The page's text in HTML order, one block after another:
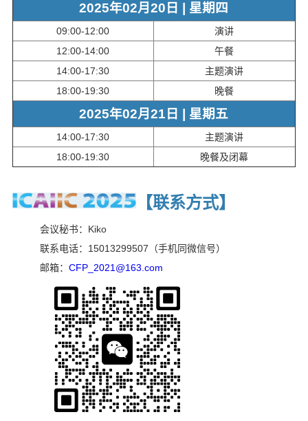
2025年02月20日 | 星期四
09:00-12:00
演讲
12:00-14:00
午餐
14:00-17:30
主题演讲
18:00-19:30
晚餐
2025年02月21日 | 星期五
14:00-17:30
主题演讲
18:00-19:30
晚餐及闭幕
【联系方式】
会议秘书：Kiko
联系电话：15013299507（手机同微信号）
邮箱： CFP_2021@163.com